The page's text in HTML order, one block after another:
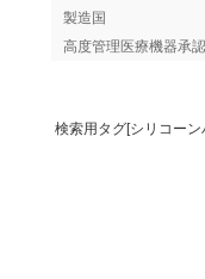
製造国
高度管理医療機器承
検索用タグ[シリコーン